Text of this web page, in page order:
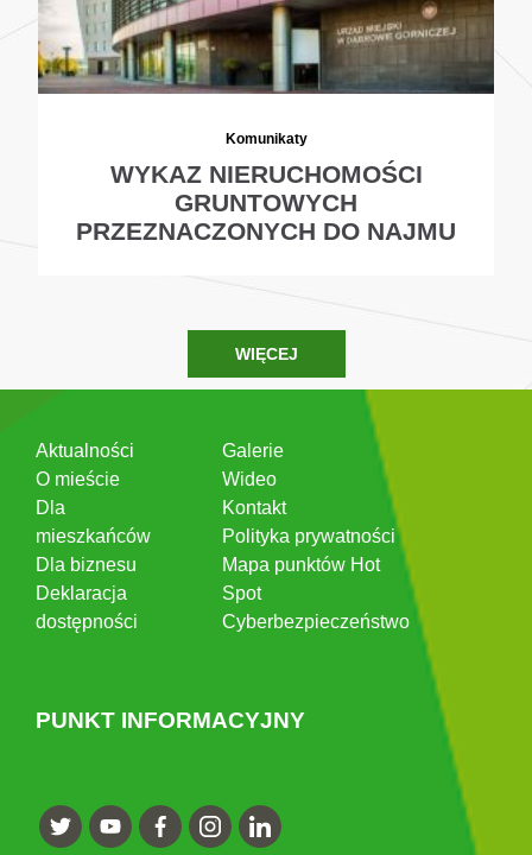
Komunikaty
WYKAZ NIERUCHOMOŚCI
GRUNTOWYCH
PRZEZNACZONYCH DO NAJMU
WIĘCEJ
Aktualności
O mieście
Dla
mieszkańców
Dla biznesu
Deklaracja
dostępności
Galerie
Wideo
Kontakt
Polityka prywatności
Mapa punktów Hot
Spot
Cyberbezpieczeństwo
PUNKT INFORMACYJNY